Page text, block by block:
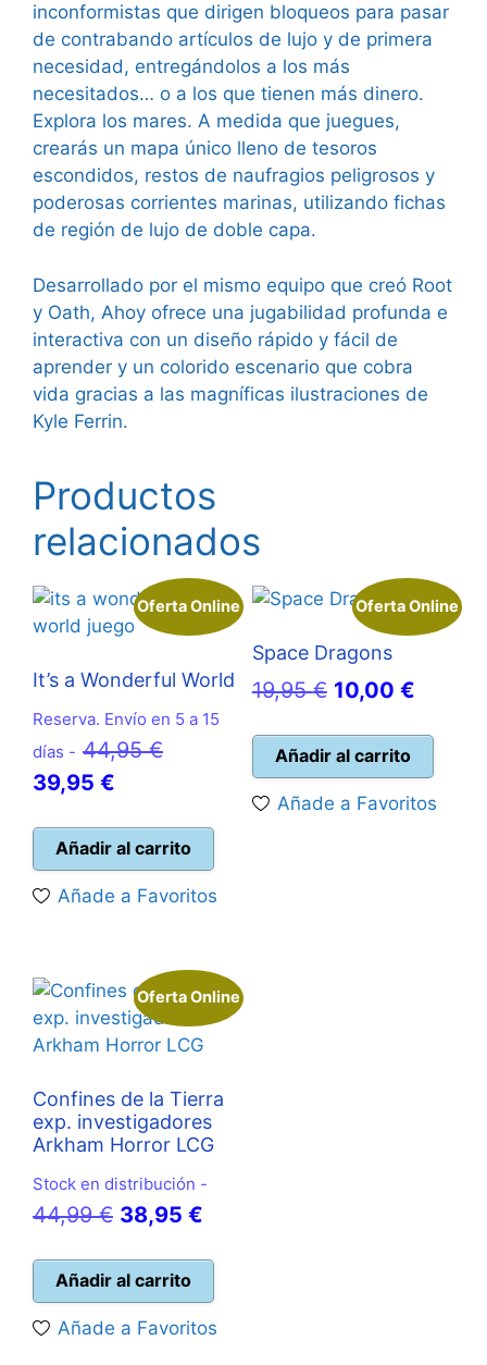
inconformistas que dirigen bloqueos para pasar
de contrabando artículos de lujo y de primera
necesidad, entregándolos a los más
necesitados… o a los que tienen más dinero.
Explora los mares. A medida que juegues,
crearás un mapa único lleno de tesoros
escondidos, restos de naufragios peligrosos y
poderosas corrientes marinas, utilizando fichas
de región de lujo de doble capa.
Desarrollado por el mismo equipo que creó Root
y Oath, Ahoy ofrece una jugabilidad profunda e
interactiva con un diseño rápido y fácil de
aprender y un colorido escenario que cobra
vida gracias a las magníficas ilustraciones de
Kyle Ferrin.
Productos
relacionados
Oferta Online
It’s a Wonderful World
Reserva. Envío en 5 a 15
días - 44,95€El
era:
44,95 €.
39,95 €
actual
es:
39,95 €.
Añadir al carrito
Añade a Favoritos
Oferta Online
Space Dragons
19,95€ El
original
era:
19,95 €.
10,00 €El
es:
10,00
Añadir al carrito
Añade a Favoritos
Oferta Online
Confines de la Tierra
exp. investigadores
Arkham Horror LCG
Stock en distribución -
44,99€ El
original
era:
44,99 €.
38,95 €
es:
38,95 €.
Añadir al carrito
Añade a Favoritos